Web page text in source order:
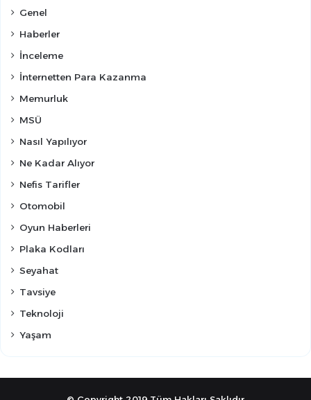
Genel
Haberler
İnceleme
İnternetten Para Kazanma
Memurluk
MSÜ
Nasıl Yapılıyor
Ne Kadar Alıyor
Nefis Tarifler
Otomobil
Oyun Haberleri
Plaka Kodları
Seyahat
Tavsiye
Teknoloji
Yaşam